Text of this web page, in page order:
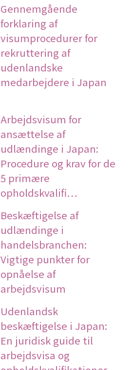
Gennemgående
forklaring af
visumprocedurer for
rekruttering af
udenlandske
medarbejdere i Japan
Arbejdsvisum for
ansættelse af
udlændinge i Japan:
Procedure og krav for de
5 primære
opholdskvalifi…
Beskæftigelse af
udlændinge i
handelsbranchen:
Vigtige punkter for
opnåelse af
arbejdsvisum
Udenlandsk
beskæftigelse i Japan:
En juridisk guide til
arbejdsvisa og